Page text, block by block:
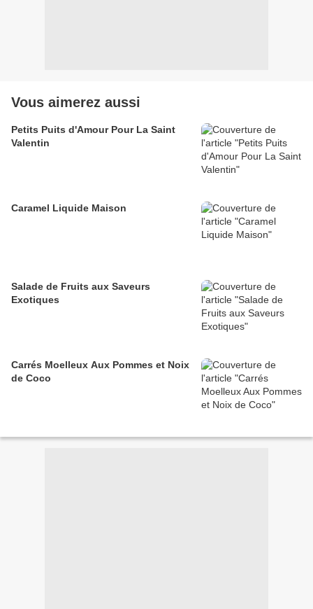
Vous aimerez aussi
Petits Puits d'Amour Pour La Saint
Valentin
Caramel Liquide Maison
Salade de Fruits aux Saveurs
Exotiques
Carrés Moelleux Aux Pommes et Noix
de Coco